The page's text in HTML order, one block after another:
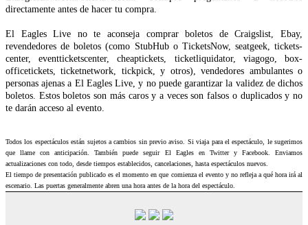
directamente antes de hacer tu compra.
El Eagles Live no te aconseja comprar boletos de Craigslist, Ebay,
revendedores de boletos (como StubHub o TicketsNow, seatgeek, tickets-
center, eventticketscenter, cheaptickets, ticketliquidator, viagogo, box-
officetickets, ticketnetwork, tickpick, y otros), vendedores ambulantes o
personas ajenas a El Eagles Live, y no puede garantizar la validez de dichos
boletos. Estos boletos son más caros y a veces son falsos o duplicados y no
te darán acceso al evento.
Todos los espectáculos están sujetos a cambios sin previo aviso. Si viaja para el espectáculo, le sugerimos
que llame con anticipación. También puede seguir El Eagles en Twitter y Facebook. Enviamos
actualizaciones con todo, desde tiempos establecidos, cancelaciones, hasta espectáculos nuevos.
El tiempo de presentación publicado es el momento en que comienza el evento y no refleja a qué hora irá al
escenario. Las puertas generalmente abren una hora antes de la hora del espectáculo.